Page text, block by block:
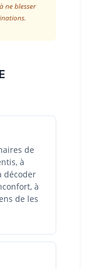
ne blesser
de
à
décoder
à
de les